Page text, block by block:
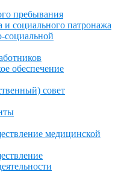
пребывания
и социального патронажа
социальной
обеспечение
совет
медицинской